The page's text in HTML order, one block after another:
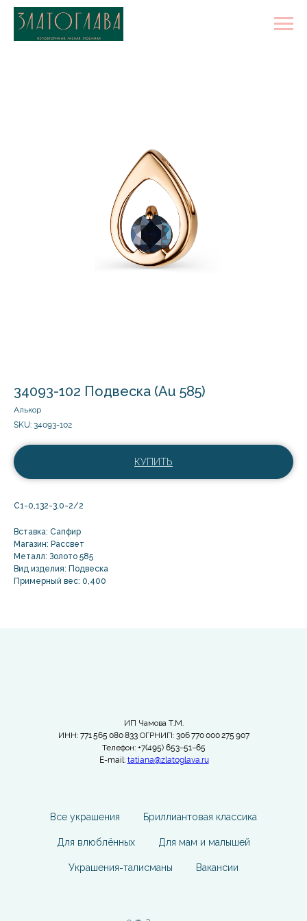
34093-102 Подвеска (Au 585)
Алькор
SKU: 34093-102
КУПИТЬ
С1-0,132-3,0-2/2
Вставка: Сапфир
Магазин: Рассвет
Металл: Золото 585
Вид изделия: Подвеска
Примерный вес: 0,400
ИП Чамова Т.М.
ИНН: 771 565 080 833 ОГРНИП: 306 770 000 275 907
Телефон: +7(495) 653−51−65
E-mail: tatiana@zlatoglava.ru
Все украшения Бриллиантовая классика
Для влюблённых Для мам и малышей
Украшения-талисманы Вакансии